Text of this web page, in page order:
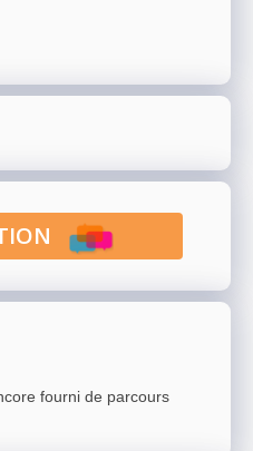
fourni de parcours